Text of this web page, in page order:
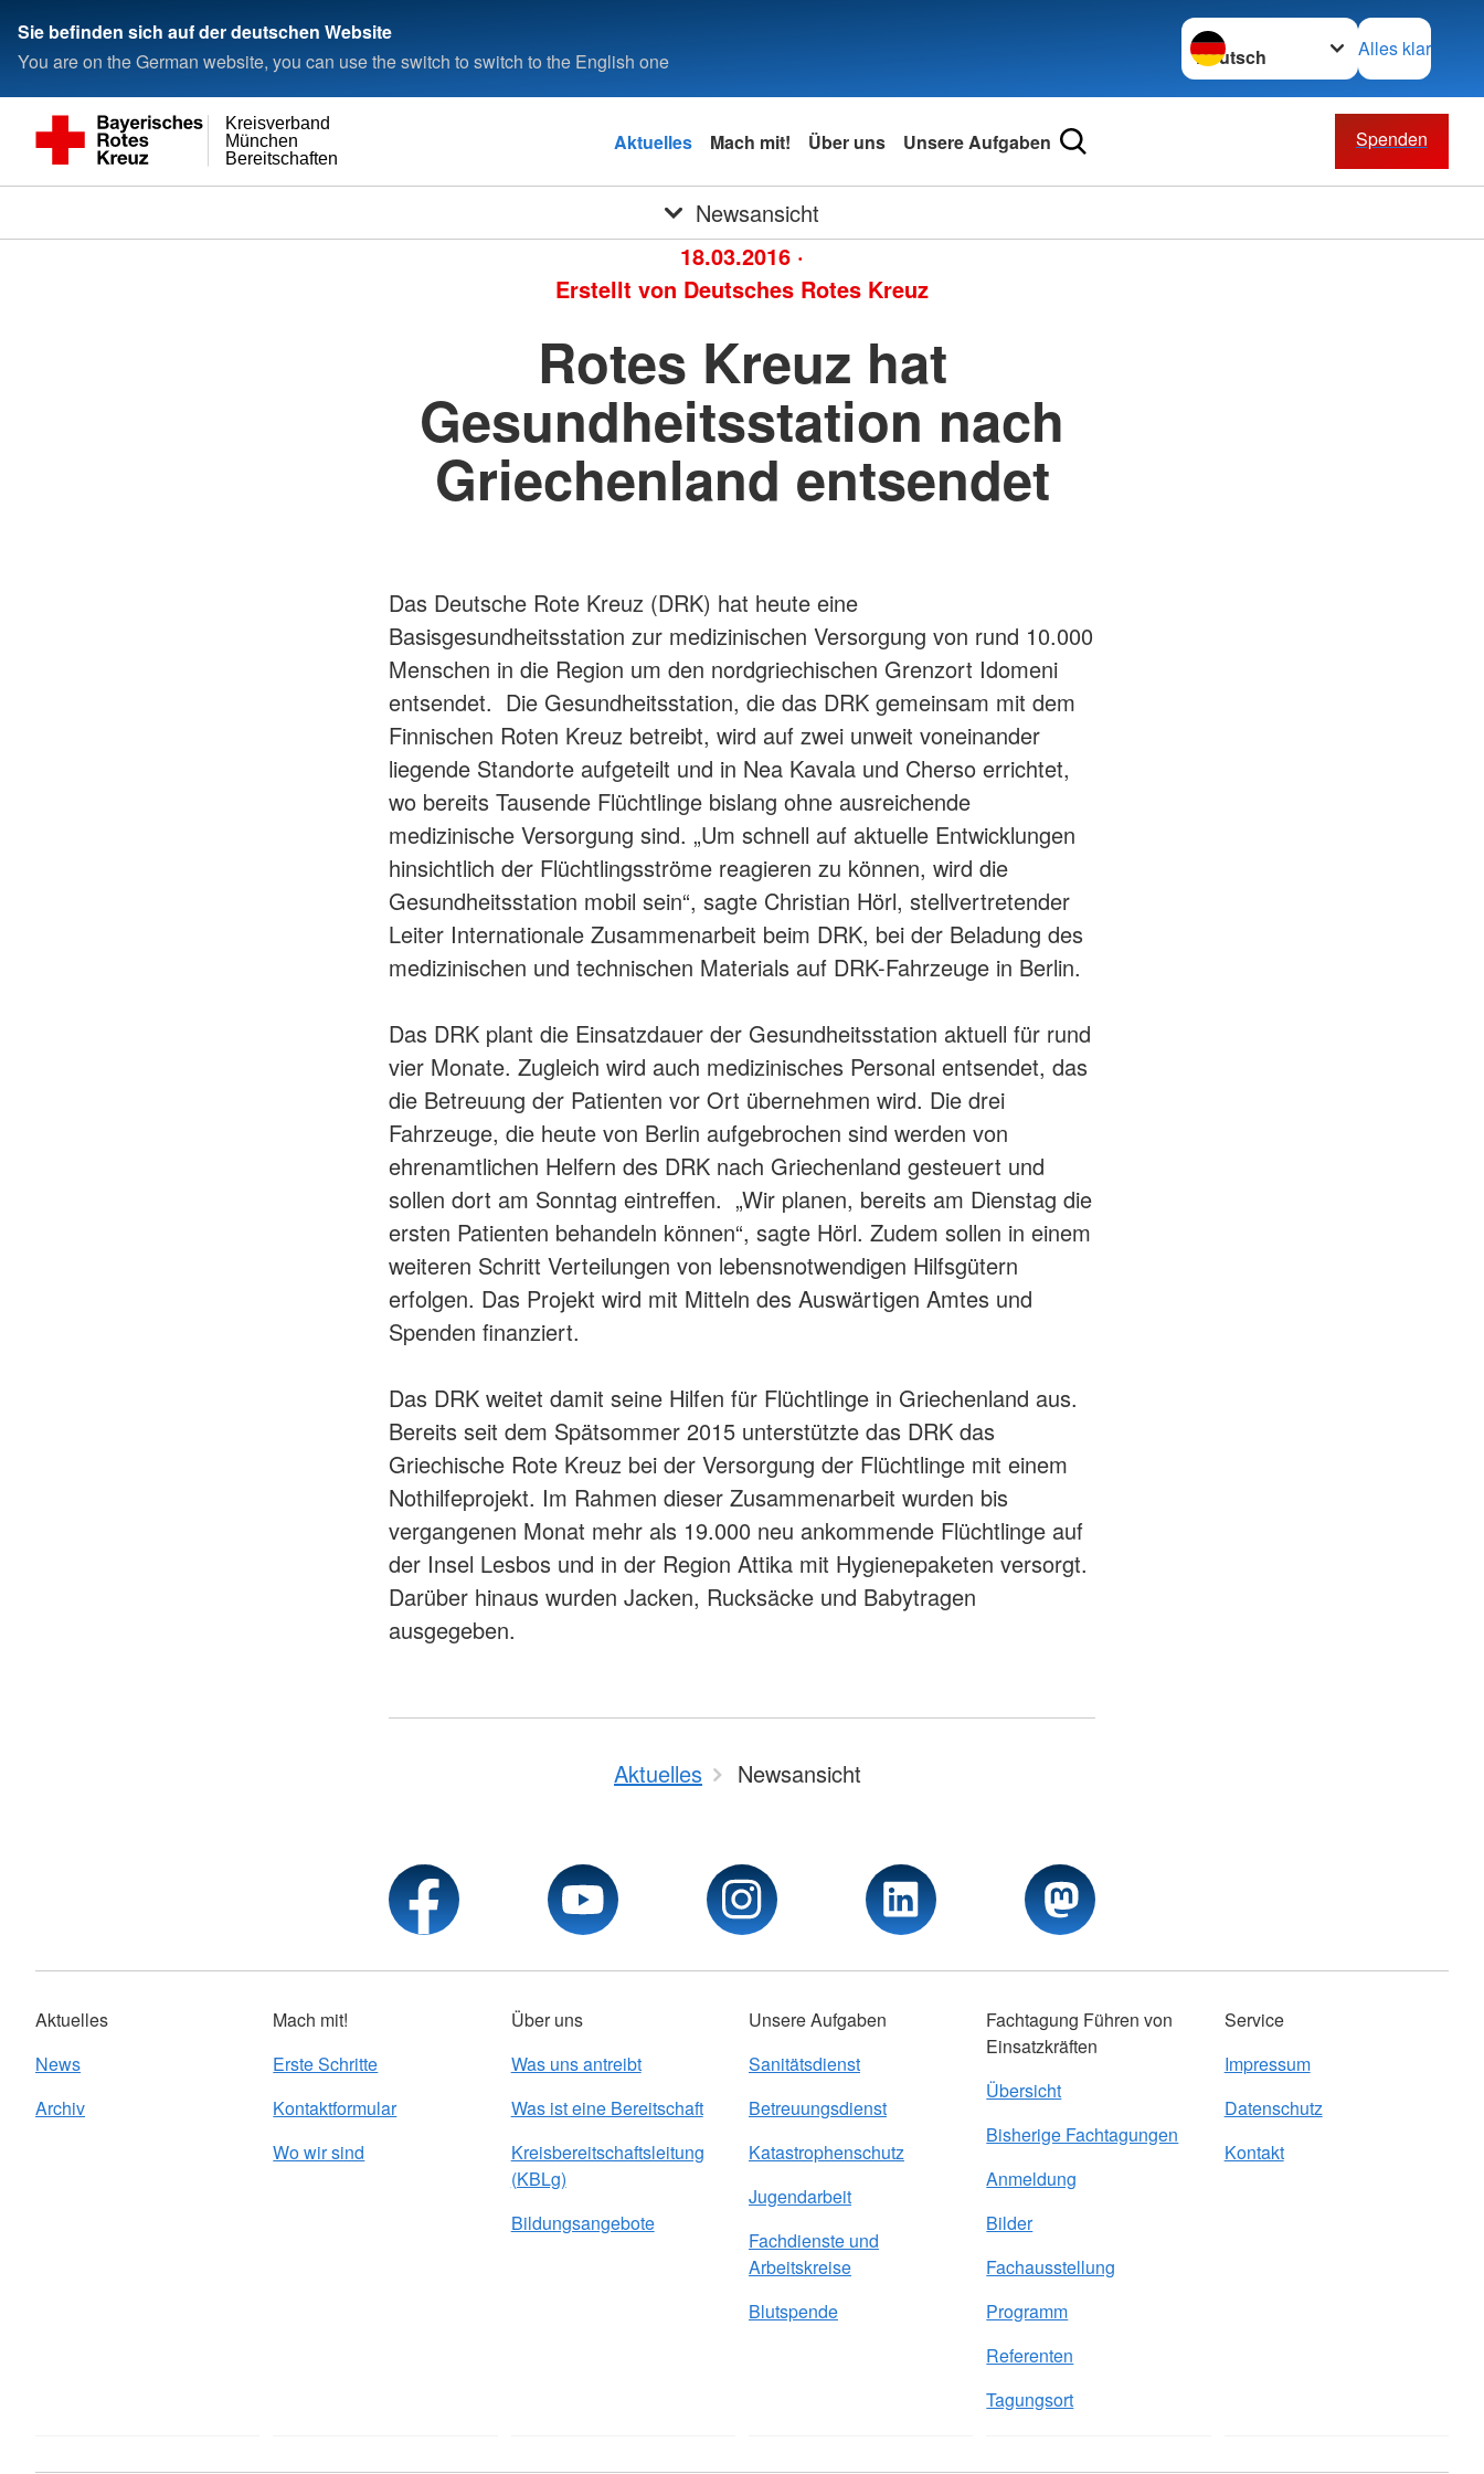
Sie befinden sich auf der deutschen Website
You are on the German website, you can use the switch to switch to the English one
Sprache wechseln zu
Alles klar
Bereitschaften
München
Kreisverband
Aktuelles Mach mit! Über uns Unsere Aufgaben Spenden
Newsansicht
18.03.2016 ·
Erstellt von Deutsches Rotes Kreuz
Rotes Kreuz hat
Gesundheitsstation nach
Griechenland entsendet
Das Deutsche Rote Kreuz (DRK) hat heute eine
Basisgesundheitsstation zur medizinischen Versorgung von rund 10.000
Menschen in die Region um den nordgriechischen Grenzort Idomeni
entsendet. Die Gesundheitsstation, die das DRK gemeinsam mit dem
Finnischen Roten Kreuz betreibt, wird auf zwei unweit voneinander
liegende Standorte aufgeteilt und in Nea Kavala und Cherso errichtet,
wo bereits Tausende Flüchtlinge bislang ohne ausreichende
medizinische Versorgung sind. „Um schnell auf aktuelle Entwicklungen
hinsichtlich der Flüchtlingsströme reagieren zu können, wird die
Gesundheitsstation mobil sein“, sagte Christian Hörl, stellvertretender
Leiter Internationale Zusammenarbeit beim DRK, bei der Beladung des
medizinischen und technischen Materials auf DRK-Fahrzeuge in Berlin.
Das DRK plant die Einsatzdauer der Gesundheitsstation aktuell für rund
vier Monate. Zugleich wird auch medizinisches Personal entsendet, das
die Betreuung der Patienten vor Ort übernehmen wird. Die drei
Fahrzeuge, die heute von Berlin aufgebrochen sind werden von
ehrenamtlichen Helfern des DRK nach Griechenland gesteuert und
sollen dort am Sonntag eintreffen. „Wir planen, bereits am Dienstag die
ersten Patienten behandeln können“, sagte Hörl. Zudem sollen in einem
weiteren Schritt Verteilungen von lebensnotwendigen Hilfsgütern
erfolgen. Das Projekt wird mit Mitteln des Auswärtigen Amtes und
Spenden finanziert.
Das DRK weitet damit seine Hilfen für Flüchtlinge in Griechenland aus.
Bereits seit dem Spätsommer 2015 unterstützte das DRK das
Griechische Rote Kreuz bei der Versorgung der Flüchtlinge mit einem
Nothilfeprojekt. Im Rahmen dieser Zusammenarbeit wurden bis
vergangenen Monat mehr als 19.000 neu ankommende Flüchtlinge auf
der Insel Lesbos und in der Region Attika mit Hygienepaketen versorgt.
Darüber hinaus wurden Jacken, Rucksäcke und Babytragen
ausgegeben.
Aktuelles Newsansicht
Aktuelles
News
Archiv
Mach mit!
Erste Schritte
Kontaktformular
Wo wir sind
Über uns
Was uns antreibt
Was ist eine Bereitschaft
Kreisbereitschaftsleitung
(KBLg)
Bildungsangebote
Unsere Aufgaben
Sanitätsdienst
Betreuungsdienst
Katastrophenschutz
Jugendarbeit
Fachdienste und
Arbeitskreise
Blutspende
Fachtagung Führen von
Einsatzkräften
Übersicht
Bisherige Fachtagungen
Anmeldung
Bilder
Fachausstellung
Programm
Referenten
Tagungsort
Service
Impressum
Datenschutz
Kontakt